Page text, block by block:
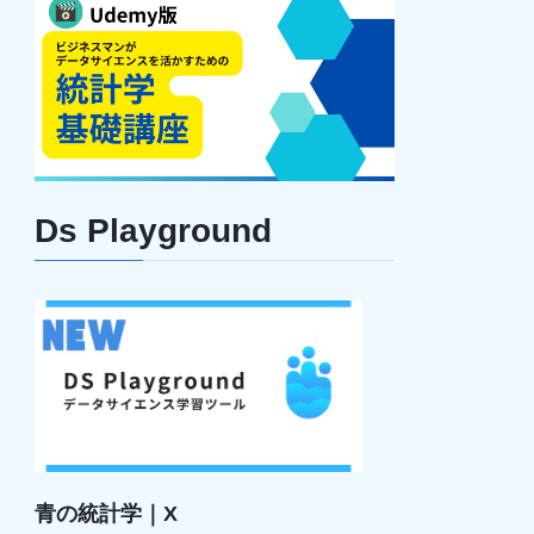
Ds Playground
青の統計学｜X